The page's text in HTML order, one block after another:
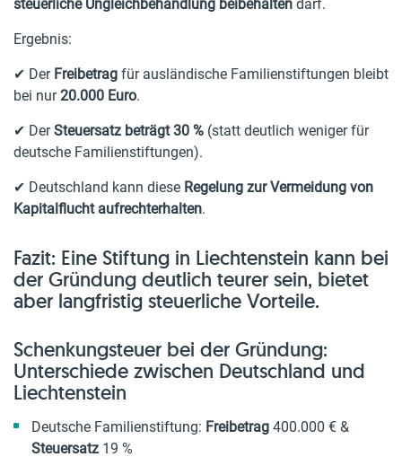
steuerliche Ungleichbehandlung beibehalten darf.
Ergebnis:
✔ Der Freibetrag für ausländische Familienstiftungen bleibt
bei nur20.000 Euro.
✔ DerSteuersatz beträgt 30 % (statt deutlich weniger für
deutsche Familienstiftungen).
✔ Deutschland kann diese Regelung zur Vermeidung von
Kapitalflucht aufrechterhalten.
Fazit: Eine Stiftung in Liechtenstein kann bei
der Gründung deutlich teurer sein, bietet
aber langfristig steuerliche Vorteile.
Schenkungsteuer bei der Gründung:
Unterschiede zwischen Deutschland und
Liechtenstein
Deutsche Familienstiftung: Freibetrag 400.000 € &
Steuersatz 19 %